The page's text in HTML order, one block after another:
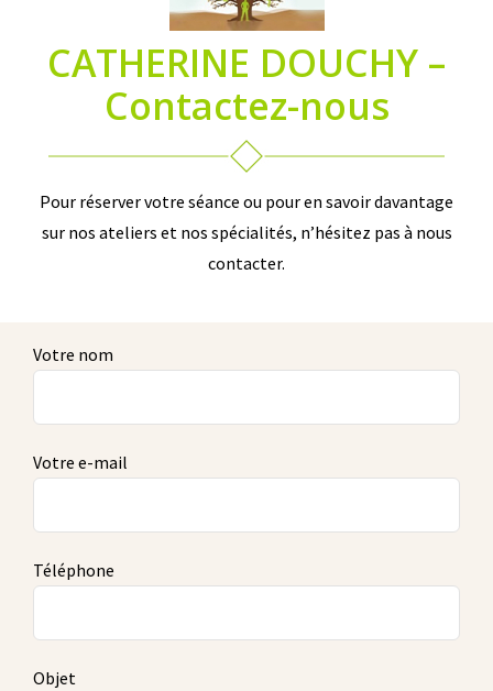
CATHERINE DOUCHY –
Contactez-nous
Pour réserver votre séance ou pour en savoir davantage
sur nos ateliers et nos spécialités, n’hésitez pas à nous
contacter.
Votre nom
Votre e-mail
Téléphone
Objet